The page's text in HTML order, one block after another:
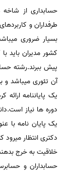
حسابداری از
طرفداران و
بسیار ضروری
کشور مدیران باید
پیش ببرند.رشته
آن تئوری میباشد و
یک پایاننامه
دوره ها نیاز
یک پایان نامه با
دکتری انتظار
خلاقیت به خرج
حسابداران و